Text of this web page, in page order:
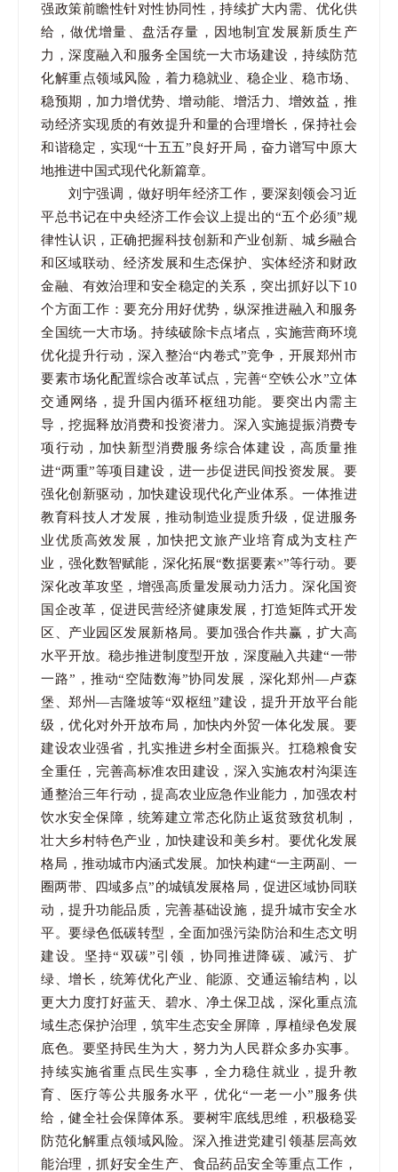
强政策前瞻性针对性协同性，持续扩大内需、优化供
给，做优增量、盘活存量，因地制宜发展新质生产
力，深度融入和服务全国统一大市场建设，持续防范
化解重点领域风险，着力稳就业、稳企业、稳市场、
稳预期，加力增优势、增动能、增活力、增效益，推
动经济实现质的有效提升和量的合理增长，保持社会
和谐稳定，实现“十五五”良好开局，奋力谱写中原大
地推进中国式现代化新篇章。
刘宁强调，做好明年经济工作，要深刻领会习近
平总书记在中央经济工作会议上提出的“五个必须”规
律性认识，正确把握科技创新和产业创新、城乡融合
和区域联动、经济发展和生态保护、实体经济和财政
金融、有效治理和安全稳定的关系，突出抓好以下10
个方面工作：要充分用好优势，纵深推进融入和服务
全国统一大市场。持续破除卡点堵点，实施营商环境
优化提升行动，深入整治“内卷式”竞争，开展郑州市
要素市场化配置综合改革试点，完善“空铁公水”立体
交通网络，提升国内循环枢纽功能。要突出内需主
导，挖掘释放消费和投资潜力。深入实施提振消费专
项行动，加快新型消费服务综合体建设，高质量推
进“两重”等项目建设，进一步促进民间投资发展。要
强化创新驱动，加快建设现代化产业体系。一体推进
教育科技人才发展，推动制造业提质升级，促进服务
业优质高效发展，加快把文旅产业培育成为支柱产
业，强化数智赋能，深化拓展“数据要素×”等行动。要
深化改革攻坚，增强高质量发展动力活力。深化国资
国企改革，促进民营经济健康发展，打造矩阵式开发
区、产业园区发展新格局。要加强合作共赢，扩大高
水平开放。稳步推进制度型开放，深度融入共建“一带
一路”，推动“空陆数海”协同发展，深化郑州—卢森
堡、郑州—吉隆坡等“双枢纽”建设，提升开放平台能
级，优化对外开放布局，加快内外贸一体化发展。要
建设农业强省，扎实推进乡村全面振兴。扛稳粮食安
全重任，完善高标准农田建设，深入实施农村沟渠连
通整治三年行动，提高农业应急作业能力，加强农村
饮水安全保障，统筹建立常态化防止返贫致贫机制，
壮大乡村特色产业，加快建设和美乡村。要优化发展
格局，推动城市内涵式发展。加快构建“一主两副、一
圈两带、四域多点”的城镇发展格局，促进区域协同联
动，提升功能品质，完善基础设施，提升城市安全水
平。要绿色低碳转型，全面加强污染防治和生态文明
建设。坚持“双碳”引领，协同推进降碳、减污、扩
绿、增长，统筹优化产业、能源、交通运输结构，以
更大力度打好蓝天、碧水、净土保卫战，深化重点流
域生态保护治理，筑牢生态安全屏障，厚植绿色发展
底色。要坚持民生为大，努力为人民群众多办实事。
持续实施省重点民生实事，全力稳住就业，提升教
育、医疗等公共服务水平，优化“一老一小”服务供
给，健全社会保障体系。要树牢底线思维，积极稳妥
防范化解重点领域风险。深入推进党建引领基层高效
能治理，抓好安全生产、食品药品安全等重点工作，